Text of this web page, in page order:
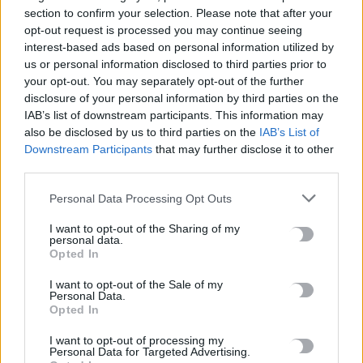
section to confirm your selection. Please note that after your
opt-out request is processed you may continue seeing
interest-based ads based on personal information utilized by
us or personal information disclosed to third parties prior to
your opt-out. You may separately opt-out of the further
disclosure of your personal information by third parties on the
IAB’s list of downstream participants. This information may
also be disclosed by us to third parties on the IAB’s List of
Downstream Participants that may further disclose it to other
Personal Data Processing Opt Outs
I want to opt-out of the Sharing of my
personal data.
Opted In
I want to opt-out of the Sale of my
Personal Data.
Opted In
I want to opt-out of processing my
Personal Data for Targeted Advertising.
στην ετήσια χρηματοδότηση κατά 81,4% από το 2024.
Υπολογίζουμε στο τέλος του 2027 να έχουν ολοκληρωθεί
όλες οι παρεμβάσεις. Για την ιστορία, τα Γιάννενα είναι μια
ισχυρή αθλητική περιφέρεια με 125 σωματεία, 8.641
αθλητές/τριες και 198 προπονητές/τριες. Τώρα θα έχουν
καλύτερους και ασφαλέστερους χώρους για να
προπονούνται και να αγωνίζονται, όπως τους αξίζει.
Τέλος, με ιδιαίτερη συγκίνηση εγκαινίασα χθες το νέο
Μουσείο «Θεσσαλονικέων Μητρόπολις», το 29ο νέο
αποτυπωμάτων της μακράς ιστορίας της Θεσσαλονίκης
και όλης της Μακεδονίας, με χιλιάδες εξαιρετικά ευρήματα
μουσείο στεγάζεται στο πρώην στρατόπεδο Παύλου Μελά,
στη Δυτική Θεσσαλονίκη, και έρχεται να προστεθεί στα νέα
πολιτιστικά τοπόσημα της πόλης, μαζί με τους σταθμούς
του Μετρό. Πιστεύω ότι τέτοιες υποδομές δεν αφορούν